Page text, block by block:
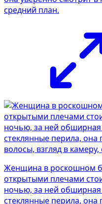
средний план.
Женщина в роскошном
открытыми плечами
ночью, за ней
стеклянные перила, она